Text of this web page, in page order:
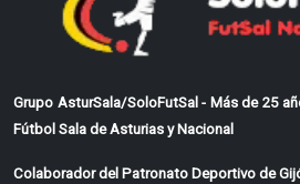
Grupo AsturSala/SoloFutSal - Más de 25
Fútbol Sala de Asturias y Nacional
Colaborador del Patronato Deportivo de